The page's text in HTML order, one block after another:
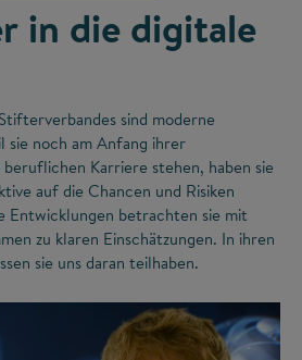
in die digitale
sind moderne
sie noch am Anfang ihrer
Karriere stehen, haben sie
auf die Chancen und Risiken
Entwicklungen betrachten sie mit
zu klaren Einschätzungen. In ihren
sie uns daran teilhaben.